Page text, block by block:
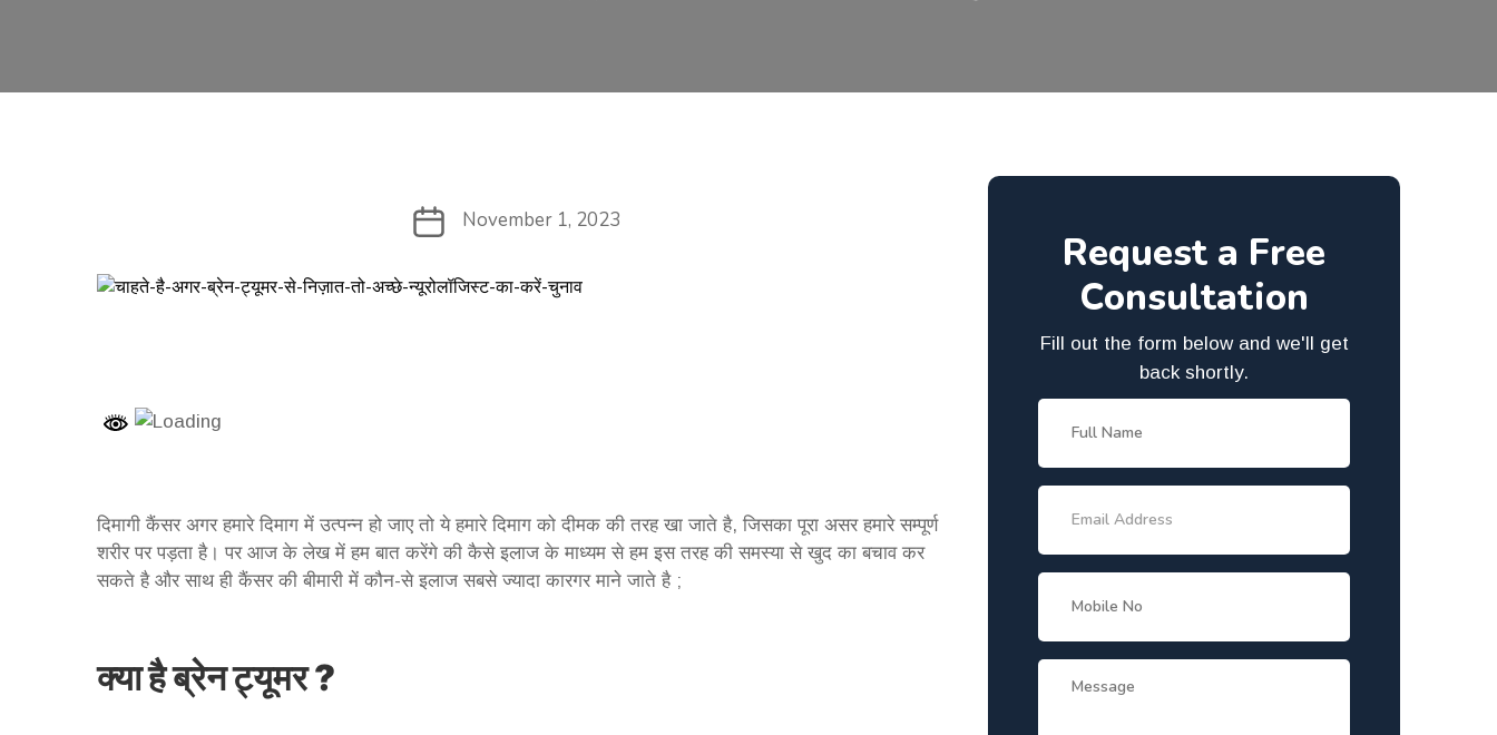
Categories
Post
November 1, 2023
दिमागी कैंसर अगर हमारे दिमाग में उत्पन्न हो जाए तो ये हमारे दिमाग को दीमक की तरह खा जाते है, जिसका पूरा असर हमारे सम्पूर्ण
शरीर पर पड़ता है। पर आज के लेख में हम बात करेंगे की कैसे इलाज के माध्यम से हम इस तरह की समस्या से खुद का बचाव कर
सकते है और साथ ही कैंसर की बीमारी में कौन-से इलाज सबसे ज्यादा कारगर माने जाते है ;
क्या है ब्रेन ट्यूमर ?
Request a Free
Consultation
Fill out the form below and we'll get
back shortly.